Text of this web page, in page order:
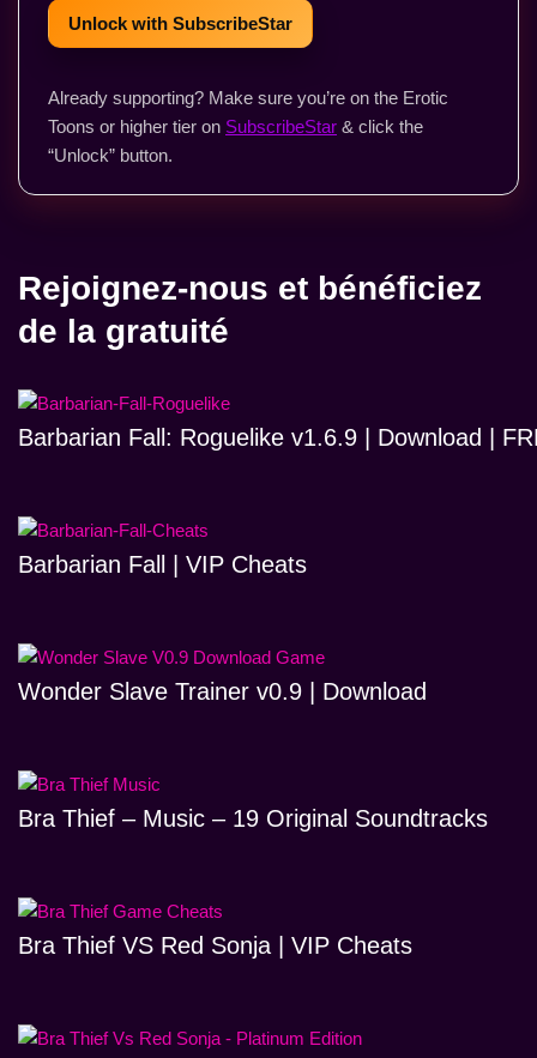
Unlock with SubscribeStar
Already supporting? Make sure you’re on the Erotic
Toons or higher tier on SubscribeStar & click the
“Unlock” button.
Rejoignez-nous et bénéficiez
de la gratuité
Barbarian Fall: Roguelike v1.6.9 | Download |
Barbarian Fall | VIP Cheats
Wonder Slave Trainer v0.9 | Download
Bra Thief – Music – 19 Original Soundtracks
Bra Thief VS Red Sonja | VIP Cheats